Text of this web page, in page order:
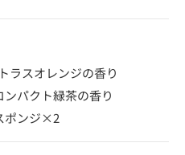
ラスオレンジの香り
パクト緑茶の香り
ポンジ×2